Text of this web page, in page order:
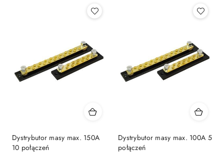
Dystrybutor masy max. 150A
10 połączeń
Dystrybutor masy max. 100A 5
połączeń